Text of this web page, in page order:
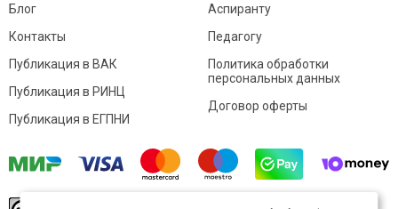
Блог
Контакты
Аспиранту
Педагогу
Публикация в ВАК
Публикация в РИНЦ
Публикация в ЕГПНИ
Политика обработки
персональных данных
Договор оферты